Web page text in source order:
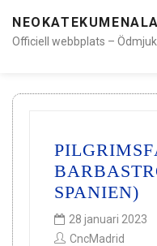
Officiell webbplats –
SPANIEN)
28 januari 2023
CncMadrid